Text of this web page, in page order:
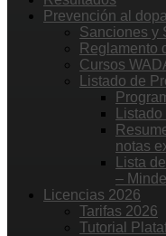
Prevención al
Sanciones y
Reglamento
Cursos
Listado de
notas
Lista
–
Licencias 2026
Tarifas 2026
Tutorial